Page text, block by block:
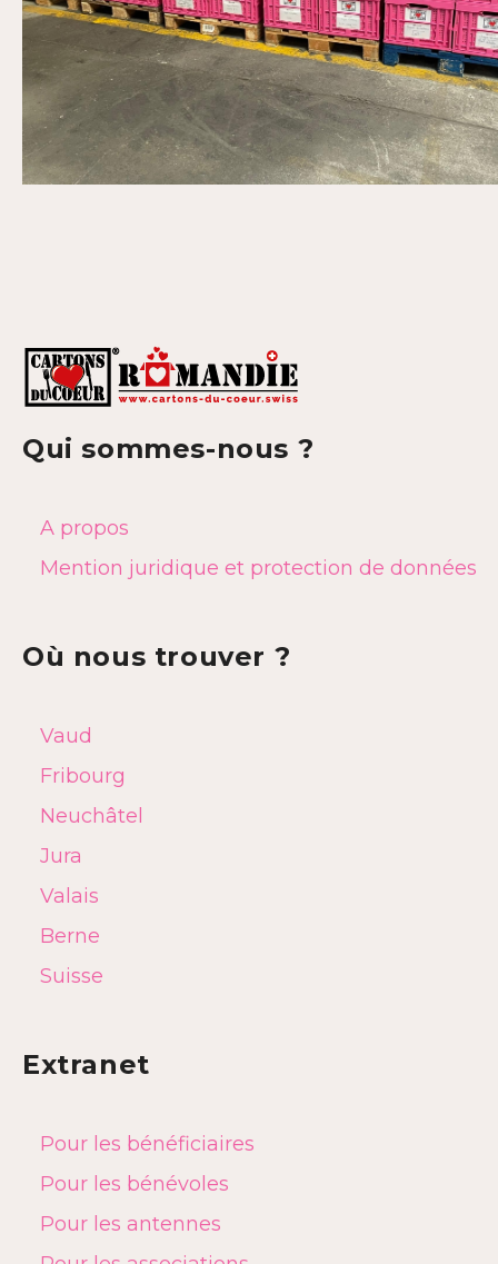
Qui sommes-nous ?
A propos
Mention juridique et protection de données
Où nous trouver ?
Vaud
Fribourg
Neuchâtel
Jura
Valais
Berne
Suisse
Extranet
Pour les bénéficiaires
Pour les bénévoles
Pour les antennes